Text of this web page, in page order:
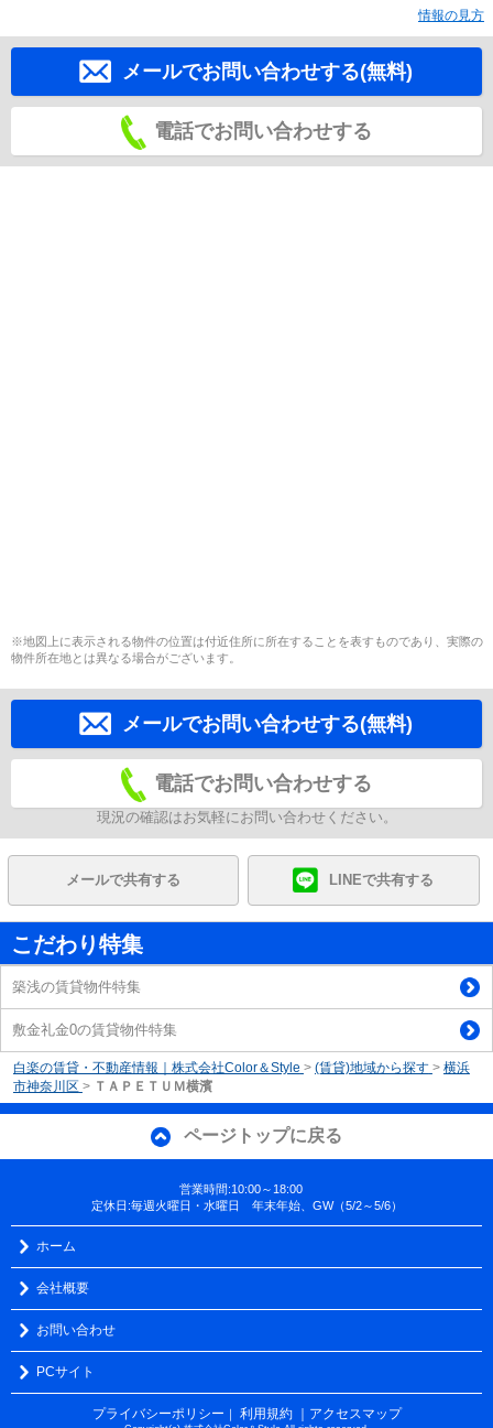
情報の見方
メールでお問い合わせする(無料)
電話でお問い合わせする
※地図上に表示される物件の位置は付近住所に所在することを表すものであり、実際の
物件所在地とは異なる場合がございます。
メールでお問い合わせする(無料)
電話でお問い合わせする
現況の確認はお気軽にお問い合わせください。
メールで共有する LINEで共有する
こだわり特集
築浅の賃貸物件特集
敷金礼金0の賃貸物件特集
白楽の賃貸・不動産情報｜株式会社Color＆Style > (賃貸)地域から探す > 横浜
市神奈川区 > ＴＡＰＥＴＵＭ横濱
ページトップに戻る
営業時間:10:00～18:00
定休日:毎週火曜日・水曜日 年末年始、GW（5/2～5/6）
ホーム
会社概要
お問い合わせ
PCサイト
プライバシーポリシー 利用規約 ｜アクセスマップ